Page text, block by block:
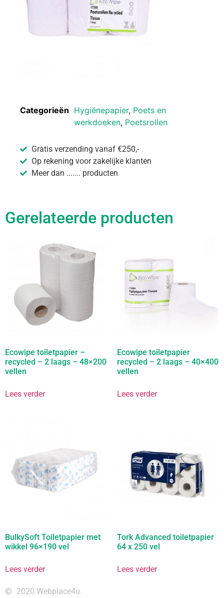
Categorieën Hygiënepapier, Poets en
werkdoeken, Poetsrollen
Gratis verzending vanaf €250,-
Op rekening voor zakelijke klanten
Meer dan ....... producten
Gerelateerde producten
Ecowipe toiletpapier –
recycled – 2 laags – 48×200
vellen
Lees verder
Ecowipe toiletpapier
recycled – 2 laags – 40×400
vellen
Lees verder
BulkySoft Toiletpapier met
wikkel 96×190 vel
Lees verder
Tork Advanced toiletpapier
64 x 250 vel
Lees verder
2020 Webplace4u.